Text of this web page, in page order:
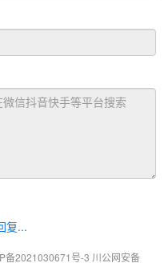
复...
备2021030671号-3 川公网安备